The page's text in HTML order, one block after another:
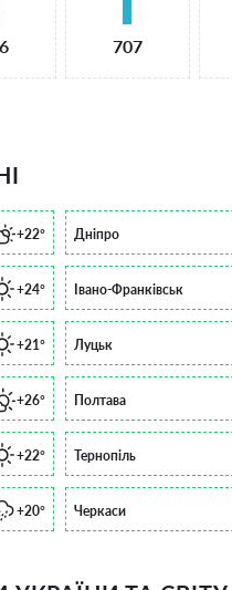
707
+22° Дніпро
+24° Івано-Франківськ
+21° Луцьк
+26° Полтава
+22° Тернопіль
+20° Черкаси